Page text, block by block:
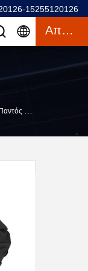
15255120126
Απόσπασμα
Παντός Καιρού Στρατιωτικά Τακτικά Γάντια, Τακτικά Γάντια Κρύου Καιρού Με Την Άρθρωση Protectio